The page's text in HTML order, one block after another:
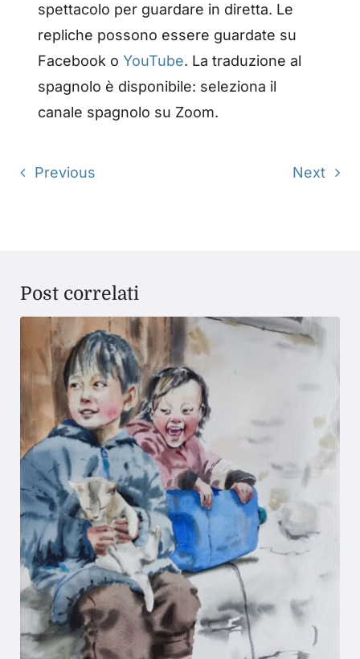
spettacolo per guardare in diretta. Le
repliche possono essere guardate su
Facebook oYouTube. La traduzione al
spagnolo è disponibile: seleziona il
canale spagnolo su Zoom.
Previous Next
Post correlati